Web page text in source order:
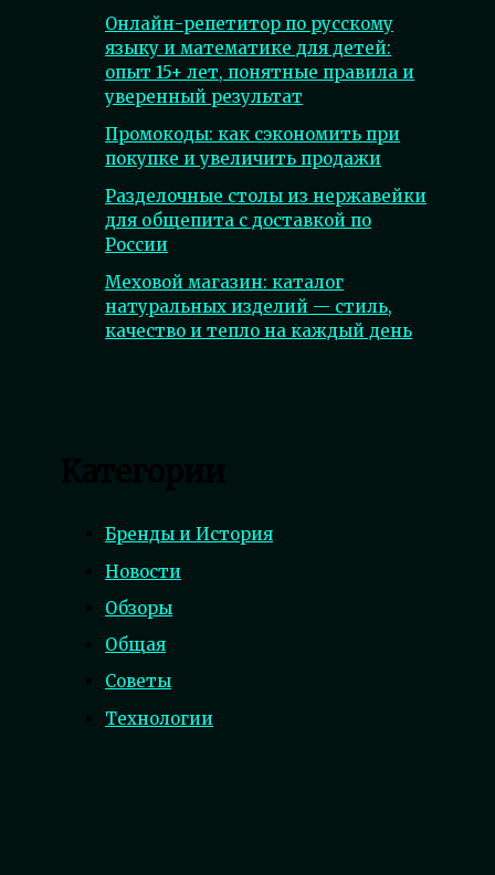
Онлайн-репетитор по русскому
языку и математике для детей:
опыт 15+ лет, понятные правила и
уверенный результат
Промокоды: как сэкономить при
покупке и увеличить продажи
Разделочные столы из нержавейки
для общепита с доставкой по
России
Меховой магазин: каталог
натуральных изделий — стиль,
качество и тепло на каждый день
Бренды и История
Новости
Обзоры
Общая
Советы
Технологии